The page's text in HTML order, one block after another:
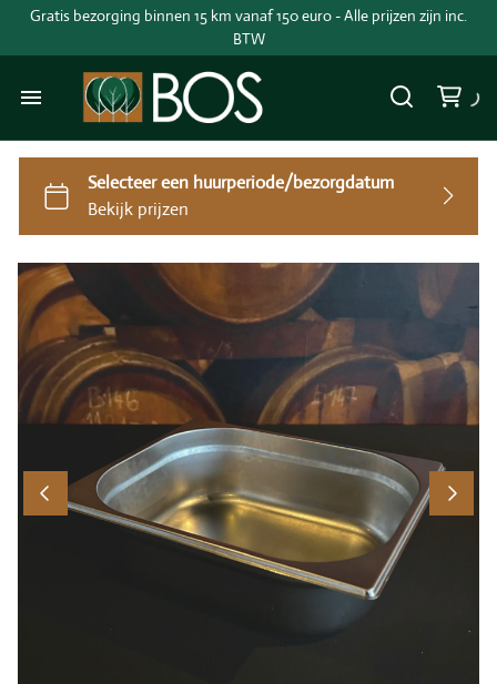
Gratis bezorging binnen 15 km vanaf 150 euro - Alle prijzen zijn inc.
BTW